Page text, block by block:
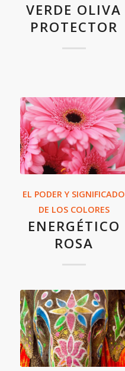
VERDE OLIVA
PROTECTOR
EL PODER Y SIGNIFICADO
DE LOS COLORES
ENERGÉTICO
ROSA